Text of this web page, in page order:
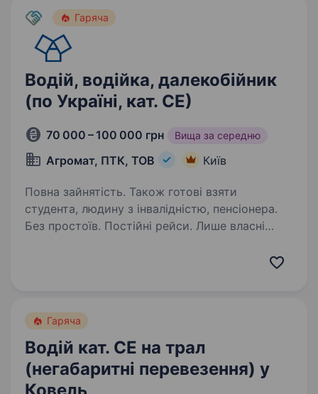
за прогнозованими…
Гаряча
Водій, водійка, далекобійник
(по Україні, кат. СЕ)
70 000 – 100 000 грн Вища за середню
Агромат, ПТК, ТОВ Київ
Повна зайнятість. Також готові взяти
студента, людину з інвалідністю, пенсіонера.
Без простоїв. Постійні рейси. Лише власні
завантаження,…
Гаряча
Водій кат. CE на трал
(негабаритні перевезення) у